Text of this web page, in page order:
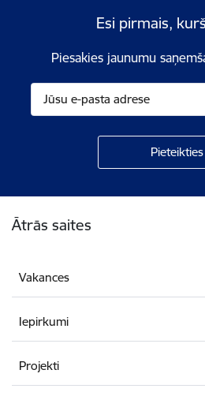
Esi pirmais,
Piesakies jaunumu
Ātrās saites
Vakances
Iepirkumi
Projekti